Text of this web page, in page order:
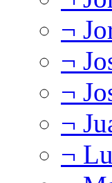
¬
¬
¬
¬
¬